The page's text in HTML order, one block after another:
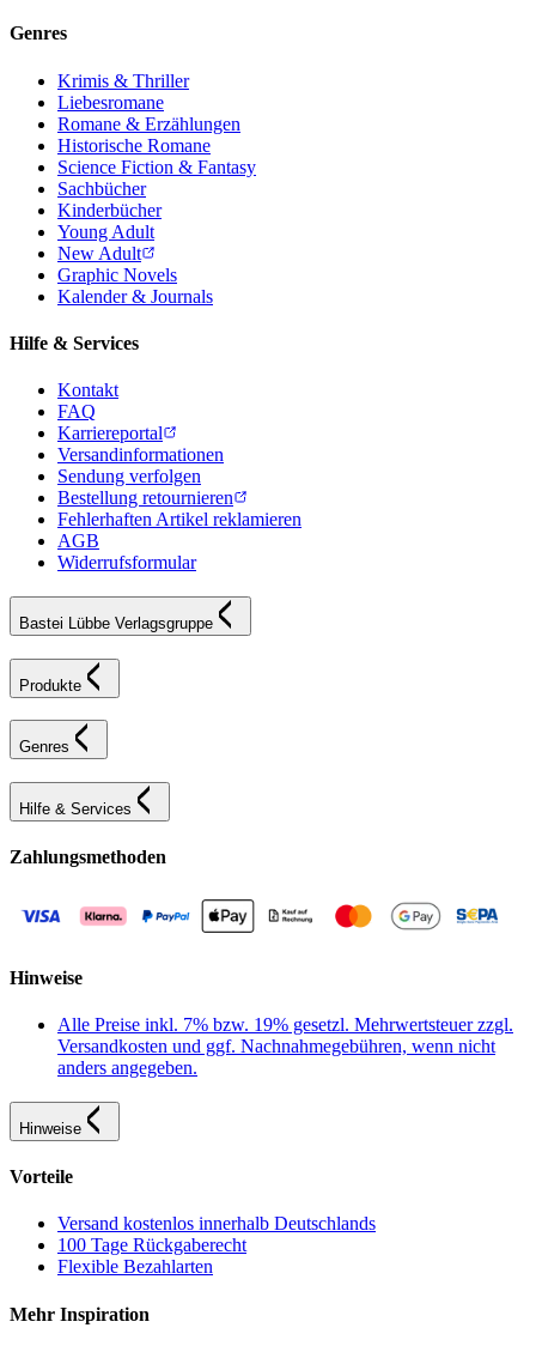
Genres
Krimis & Thriller
Liebesromane
Romane & Erzählungen
Historische Romane
Science Fiction & Fantasy
Sachbücher
Kinderbücher
Young Adult
New Adult
Graphic Novels
Kalender & Journals
Hilfe & Services
Kontakt
FAQ
Karriereportal
Versandinformationen
Sendung verfolgen
Bestellung retournieren
Fehlerhaften Artikel reklamieren
AGB
Widerrufsformular
Bastei Lübbe Verlagsgruppe
Produkte
Genres
Hilfe & Services
Zahlungsmethoden
Hinweise
Alle Preise inkl. 7% bzw. 19% gesetzl. Mehrwertsteuer zzgl.
Versandkosten und ggf. Nachnahmegebühren, wenn nicht
anders angegeben.
Hinweise
Vorteile
Versand kostenlos innerhalb Deutschlands
100 Tage Rückgaberecht
Flexible Bezahlarten
Mehr Inspiration